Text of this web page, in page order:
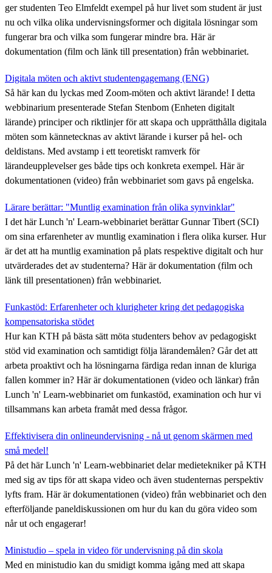
ger studenten Teo Elmfeldt exempel på hur livet som student är just
nu och vilka olika undervisningsformer och digitala lösningar som
fungerar bra och vilka som fungerar mindre bra. Här är
dokumentation (film och länk till presentation) från webbinariet.
Digitala möten och aktivt studentengagemang (ENG)
Så här kan du lyckas med Zoom-möten och aktivt lärande! I detta
webbinarium presenterade Stefan Stenbom (Enheten digitalt
lärande) principer och riktlinjer för att skapa och upprätthålla digitala
möten som kännetecknas av aktivt lärande i kurser på hel- och
deldistans. Med avstamp i ett teoretiskt ramverk för
lärandeupplevelser ges både tips och konkreta exempel. Här är
dokumentationen (video) från webbinariet som gavs på engelska.
Lärare berättar: "Muntlig examination från olika synvinklar"
I det här Lunch 'n' Learn-webbinariet berättar Gunnar Tibert (SCI)
om sina erfarenheter av muntlig examination i flera olika kurser. Hur
är det att ha muntlig examination på plats respektive digitalt och hur
utvärderades det av studenterna? Här är dokumentation (film och
länk till presentationen) från webbinariet.
Funkastöd: Erfarenheter och klurigheter kring det pedagogiska
kompensatoriska stödet
Hur kan KTH på bästa sätt möta studenters behov av pedagogiskt
stöd vid examination och samtidigt följa lärandemålen? Går det att
arbeta proaktivt och ha lösningarna färdiga redan innan de kluriga
fallen kommer in? Här är dokumentationen (video och länkar) från
Lunch 'n' Learn-webbinariet om funkastöd, examination och hur vi
tillsammans kan arbeta framåt med dessa frågor.
Effektivisera din onlineundervisning - nå ut genom skärmen med
små medel!
På det här Lunch 'n' Learn-webbinariet delar medietekniker på KTH
med sig av tips för att skapa video och även studenternas perspektiv
lyfts fram. Här är dokumentationen (video) från webbinariet och den
efterföljande paneldiskussionen om hur du kan du göra video som
når ut och engagerar!
Ministudio – spela in video för undervisning på din skola
Med en ministudio kan du smidigt komma igång med att skapa